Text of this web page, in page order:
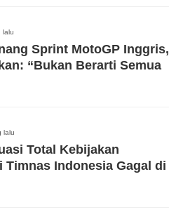
lalu
Sprint MotoGP Inggris,
“Bukan Berarti Semua
lalu
Total Kebijakan
Timnas Indonesia Gagal di